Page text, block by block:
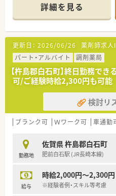
＜こんな会社です＞
■佐賀県を中心に、福岡県、
以上展開している創業100
■今後の業界の方向性を見
レクトテレフォン」「トレー
談」「過誤防止システム全店
り」等対物から対人業務へ
局作りを行っております。
■薬局としてだけでなく色ん
事業や保育園などの事業も
■社員は約600名、うち薬剤
割が女性です。女性の役職
実績）
す。（2021年度実績）
＜長く働ける環境作り＞
す。
■全社員リフレッシュ休暇
詳細を見る
更新日： 2026/06/26 薬剤師求人
パート・アルバイト
調剤薬局
【杵島郡白石町】終日勤務で
可/ご経験時給2,300円も可能
検討リ
ブランク可 Ｗワーク可 車通勤
勤務地
佐賀県 杵島郡白石町
肥前白石駅 (JR長崎本線)
給与
時給2,000円～2,300円
※経験者例・スキル等考慮